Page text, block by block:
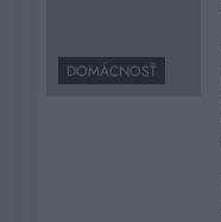
DOMÁCNOSŤ